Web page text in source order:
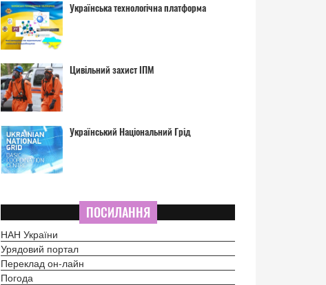
Українська технологічна платформа
Цивільний захист ІПМ
Український Національний Грід
ПОСИЛАННЯ
НАН України
Урядовий портал
Переклад он-лайн
Погода